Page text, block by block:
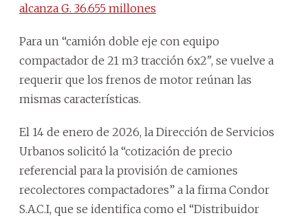
alcanza G. 36.655 millones
Para un “camión doble eje con equipo
compactador de 21 m3 tracción 6x2", se vuelve a
requerir que los frenos de motor reúnan las
mismas características.
El 14 de enero de 2026, la Dirección de Servicios
Urbanos solicitó la “cotización de precio
referencial para la provisión de camiones
recolectores compactadores” a la firma Condor
S.A.C.I, que se identifica como el “Distribuidor